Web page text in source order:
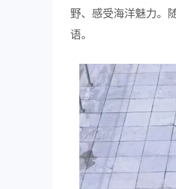
野、感受海洋魅力。
语。